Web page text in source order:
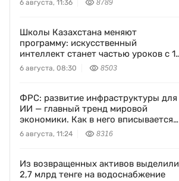
6 августа, 11:36 8789
Школы Казахстана меняют
программу: искусственный
интеллект станет частью уроков с 1
класса
6 августа, 08:30 8503
ФРС: развитие инфраструктуры для
ИИ — главный тренд мировой
экономики. Как в него вписывается
Freedom Holding Corp.
6 августа, 11:24 8316
Из возвращенных активов выделили
2,7 млрд тенге на водоснабжение